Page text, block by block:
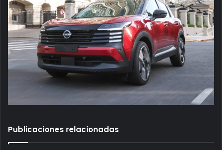
Publicaciones relacionadas